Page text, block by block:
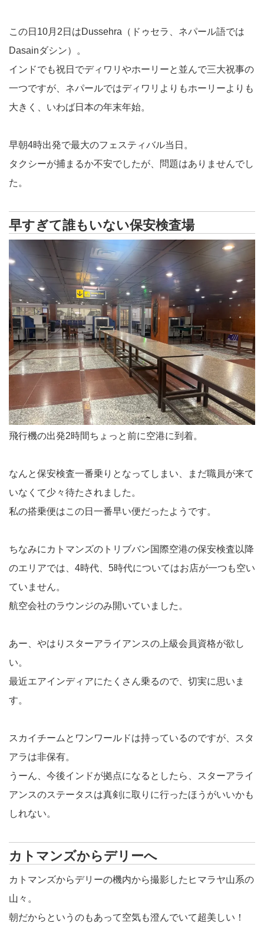
この日10月2日はDussehra（ドゥセラ、ネパール語では
Dasainダシン）。
インドでも祝日でディワリやホーリーと並んで三大祝事の
一つですが、ネパールではディワリよりもホーリーよりも
大きく、いわば日本の年末年始。
早朝4時出発で最大のフェスティバル当日。
タクシーが捕まるか不安でしたが、問題はありませんでし
た。
早すぎて誰もいない保安検査場
飛行機の出発2時間ちょっと前に空港に到着。
なんと保安検査一番乗りとなってしまい、まだ職員が来て
いなくて少々待たされました。
私の搭乗便はこの日一番早い便だったようです。
ちなみにカトマンズのトリブバン国際空港の保安検査以降
のエリアでは、4時代、5時代についてはお店が一つも空い
ていません。
航空会社のラウンジのみ開いていました。
あー、やはりスターアライアンスの上級会員資格が欲し
い。
最近エアインディアにたくさん乗るので、切実に思いま
す。
スカイチームとワンワールドは持っているのですが、スタ
アラは非保有。
うーん、今後インドが拠点になるとしたら、スターアライ
アンスのステータスは真剣に取りに行ったほうがいいかも
しれない。
カトマンズからデリーへ
カトマンズからデリーの機内から撮影したヒマラヤ山系の
山々。
朝だからというのもあって空気も澄んでいて超美しい！